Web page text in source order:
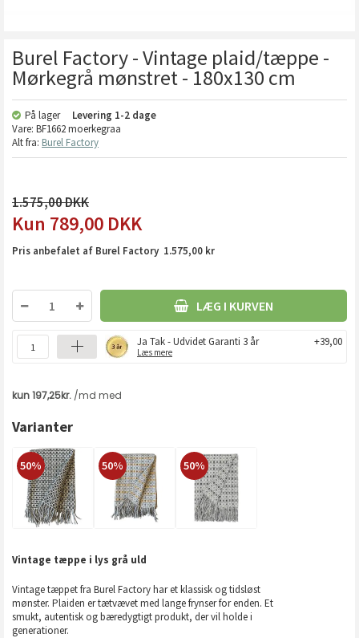
Burel Factory - Vintage plaid/tæppe -
Mørkegrå mønstret - 180x130 cm
På lager Levering 1-2 dage
Vare: BF1662 moerkegraa
Alt fra: Burel Factory
1.575,00
789,00 DKK
Pris anbefalet af Burel Factory 1.575,00 kr
LÆG I KURVEN
Ja Tak - Udvidet Garanti 3 år
Læs mere
+39,00
Varianter
50% 50% 50%
Vintage tæppe i lys grå uld
Vintage tæppet fra Burel Factory har et klassisk og tidsløst
mønster. Plaiden er tætvævet med lange frynser for enden. Et
smukt, autentisk og bæredygtigt produkt, der vil holde i
generationer.